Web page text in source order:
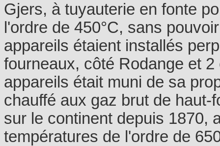
Gjers, à tuyauterie en fonte
l'ordre de 450°C, sans
appareils étaient installés
fourneaux, côté Rodange et
appareils était muni de sa
chauffé aux gaz brut de
sur le continent depuis 1870,
températures de l'ordre de